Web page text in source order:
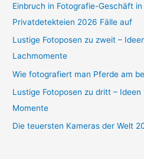
Einbruch in Fotografie-Geschäft
Privatdetekteien 2026 Fälle auf
Lustige Fotoposen zu zweit –
Lachmomente
Wie fotografiert man Pferde am
Lustige Fotoposen zu dritt –
Momente
Die teuersten Kameras der Welt